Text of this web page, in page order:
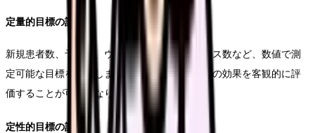
定量的目標の設定
新規患者数、予約率、ウェブサイトへのアクセス数など、数値で測
定可能な目標を設定します。これにより、施策の効果を客観的に評
価することが可能となります。
定性的目標の設定